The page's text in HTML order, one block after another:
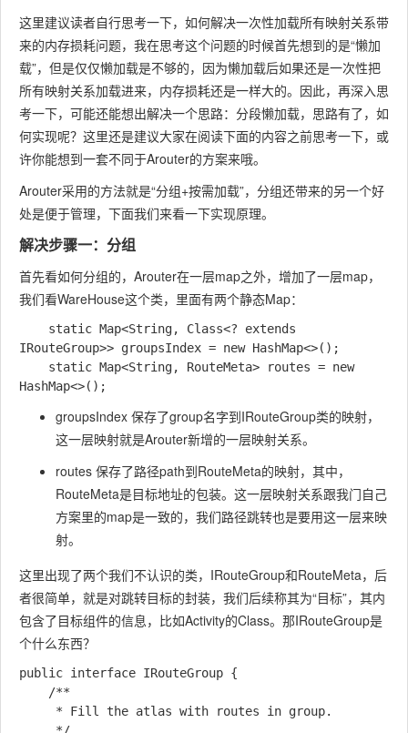
这里建议读者自行思考一下，如何解决一次性加载所有映射关系带
来的内存损耗问题，我在思考这个问题的时候首先想到的是“懒加
载”，但是仅仅懒加载是不够的，因为懒加载后如果还是一次性把
所有映射关系加载进来，内存损耗还是一样大的。因此，再深入思
考一下，可能还能想出解决一个思路：分段懒加载，思路有了，如
何实现呢？这里还是建议大家在阅读下面的内容之前思考一下，或
许你能想到一套不同于Arouter的方案来哦。
Arouter采用的方法就是“分组+按需加载”，分组还带来的另一个好
处是便于管理，下面我们来看一下实现原理。
解决步骤一：分组
首先看如何分组的，Arouter在一层map之外，增加了一层map，
我们看WareHouse这个类，里面有两个静态Map：
IRouteGroup>> groupsIndex = new HashMap<>();
groupsIndex 保存了group名字到IRouteGroup类的映射，
这一层映射就是Arouter新增的一层映射关系。
routes 保存了路径path到RouteMeta的映射，其中，
RouteMeta是目标地址的包装。这一层映射关系跟我门自己
方案里的map是一致的，我们路径跳转也是要用这一层来映
射。
这里出现了两个我们不认识的类，IRouteGroup和RouteMeta，后
者很简单，就是对跳转目标的封装，我们后续称其为“目标”，其内
包含了目标组件的信息，比如Activity的Class。那IRouteGroup是
个什么东西？
public interface IRouteGroup {